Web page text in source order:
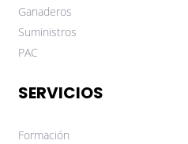
Ganaderos
Suministros
PAC
SERVICIOS
Formación